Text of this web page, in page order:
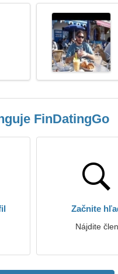
FinDatingGo
Začnite
Nájdite